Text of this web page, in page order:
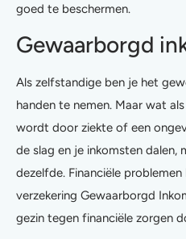
goed te beschermen.
Gewaarborgd
Als zelfstandige ben je het
handen te nemen. Maar wat
wordt door ziekte of een
de slag en je inkomsten dalen,
dezelfde. Financiële
verzekering Gewaarborgd
gezin tegen financiële zorgen